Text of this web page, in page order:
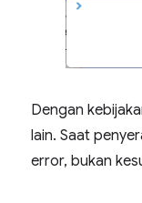
Dengan
lain. Saat
error, bukan